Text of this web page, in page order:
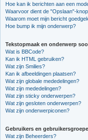
Hoe kan ik berichten aan een
Waarvoor dient de "Opslaan"-
Waarom moet mijn bericht
Hoe bump ik mijn onderwerp?
Tekstopmaak en onderwerp
Wat is BBCode?
Kan ik HTML gebruiken?
Wat zijn Smilies?
Kan ik afbeeldingen plaatsen?
Wat zijn globale mededelingen?
Wat zijn mededelingen?
Wat zijn sticky onderwerpen?
Wat zijn gesloten onderwerpen?
Wat zijn onderwerpiconen?
Gebruikers en
Wat zijn Beheerders?